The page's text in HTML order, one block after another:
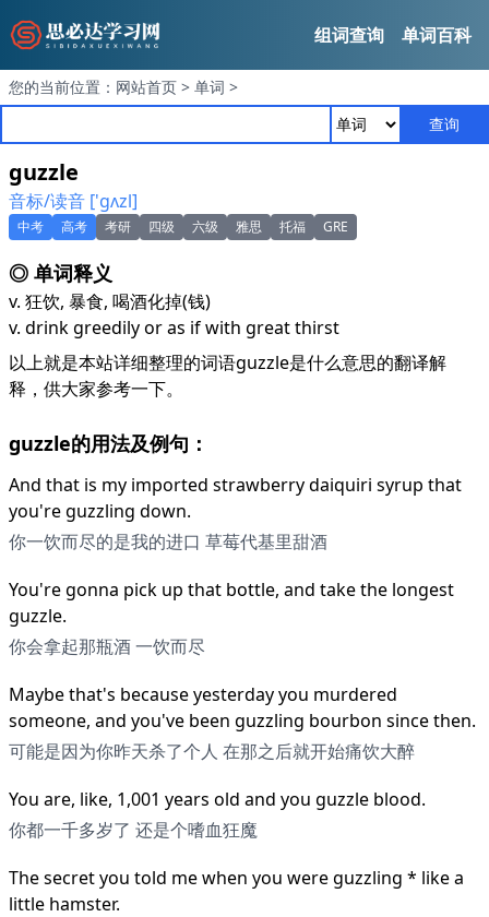
组词查询 单词百科
您的当前位置： 网站首页 > 单词 >
查询
guzzle
音标/读音 ['gʌzl]
中考 高考 考研 四级 六级 雅思 托福 GRE
◎ 单词释义
v. 狂饮, 暴食, 喝酒化掉(钱)
v. drink greedily or as if with great thirst
以上就是本站详细整理的词语guzzle是什么意思的翻译解
释，供大家参考一下。
guzzle的用法及例句：
And that is my imported strawberry daiquiri syrup that
you're guzzling down.
你一饮而尽的是我的进口 草莓代基里甜酒
You're gonna pick up that bottle, and take the longest
guzzle.
你会拿起那瓶酒 一饮而尽
Maybe that's because yesterday you murdered
someone, and you've been guzzling bourbon since then.
可能是因为你昨天杀了个人 在那之后就开始痛饮大醉
You are, like, 1,001 years old and you guzzle blood.
你都一千多岁了 还是个嗜血狂魔
The secret you told me when you were guzzling * like a
little hamster.